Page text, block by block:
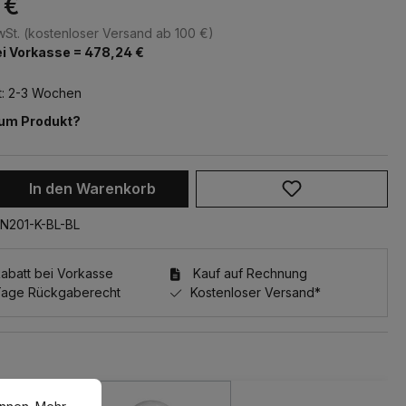
(kostenloser Versand ab 100 €)
Vorkasse = 478,24 €
2-3 Wochen
Produkt?
Anzahl: Gib den gewünschten Wert
In den Warenkorb
K-BL-BL
bei Vorkasse
Kauf auf Rechnung
Rückgaberecht
Kostenloser Versand*
Mehr Informationen ...